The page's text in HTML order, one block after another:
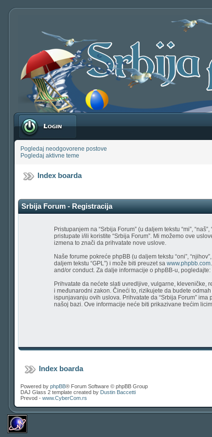
Prijavite se
Pogledaj neodgovorene postove
Pogledaj aktivne teme
Index boarda
Srbija Forum - Registracija
Pristupanjem na “Srbija Forum” (u daljem tekstu “mi”,
pristupate i/ili koristite “Srbija Forum”. Mi možemo ove
izmena to znači da prihvatate nove uslove.
Naše forume pokreće phpBB (u daljem tekstu “oni”,
daljem tekstu “GPL”) i može biti preuzet sa www.phpbb.com
and/or conduct. Za dalje informacije o phpBB-u, pogledajte:
Prihvatate da nećete slati uvredljive, vulgarne, kleveničke,
i međunarodni zakon. Čineći to, rizikujete da budete
ispunjavanju ovih uslova. Prihvatate da “Srbija Forum”
našoj bazi. Ove informacije neće biti prikazivane trećim
Index boarda
Powered by phpBB® Forum Software © phpBB Group
DAJ Glass 2 template created by Dustin Baccetti
Prevod - www.CyberCom.rs